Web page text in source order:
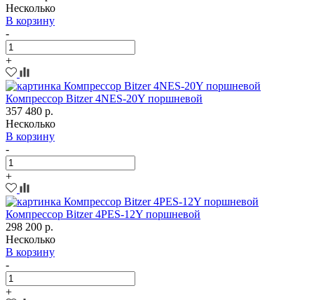
Несколько
В корзину
-
+
Компрессор Bitzer 4NES-20Y поршневой
357 480 р.
Несколько
В корзину
-
+
Компрессор Bitzer 4PES-12Y поршневой
298 200 р.
Несколько
В корзину
-
+